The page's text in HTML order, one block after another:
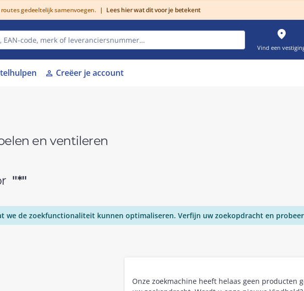
gedeeltelijk samenvoegen. | Lees hier wat dit voor je betekent
place
Vind een
person Creëer je account
en ventileren
"*"
we de zoekfunctionaliteit kunnen optimaliseren. Verfijn uw zoekopdracht en
Onze zoekmachine heeft helaas geen producten